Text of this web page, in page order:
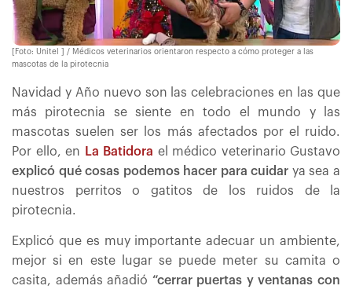
[Foto: Unitel ] / Médicos veterinarios orientaron respecto a cómo proteger a las
mascotas de la pirotecnia
Navidad y Año nuevo son las celebraciones en las que
más pirotecnia se siente en todo el mundo y las
mascotas suelen ser los más afectados por el ruido.
Por ello, en
La Batidora el médico veterinario Gustavo
explicó qué cosas podemos hacer para cuidar ya sea a
nuestros perritos o gatitos de los ruidos de la
pirotecnia.
Explicó que es muy importante adecuar un ambiente,
mejor si en este lugar se puede meter su camita o
casita, además añadió “cerrar puertas y ventanas con